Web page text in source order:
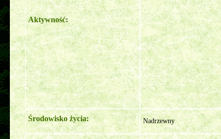
Aktywność:
Środowisko życia: Nadrzewny